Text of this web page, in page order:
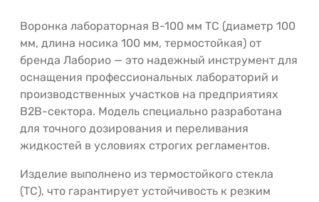
Воронка лабораторная В-100 мм ТС (диаметр 100
мм, длина носика 100 мм, термостойкая) от
бренда Лаборио — это надежный инструмент для
оснащения профессиональных лабораторий и
производственных участков на предприятиях
B2B-сектора. Модель специально разработана
для точного дозирования и переливания
жидкостей в условиях строгих регламентов.
Изделие выполнено из термостойкого стекла
(ТС), что гарантирует устойчивость к резким